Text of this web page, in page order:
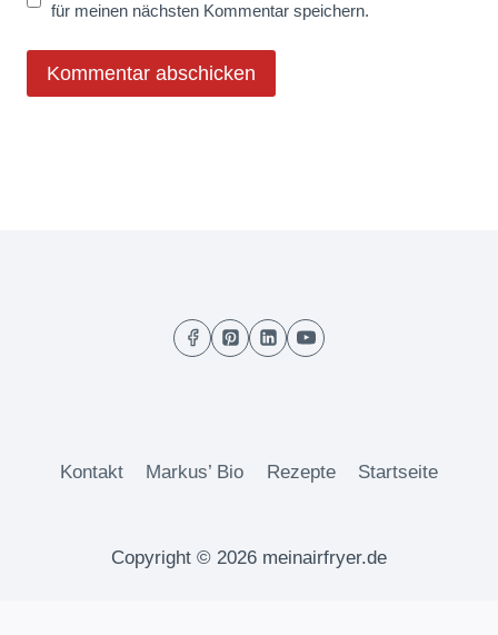
für meinen nächsten Kommentar speichern.
Kontakt Markus’ Bio Rezepte Startseite
Copyright © 2026 meinairfryer.de